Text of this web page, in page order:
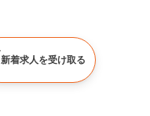
新着求人を受け取る